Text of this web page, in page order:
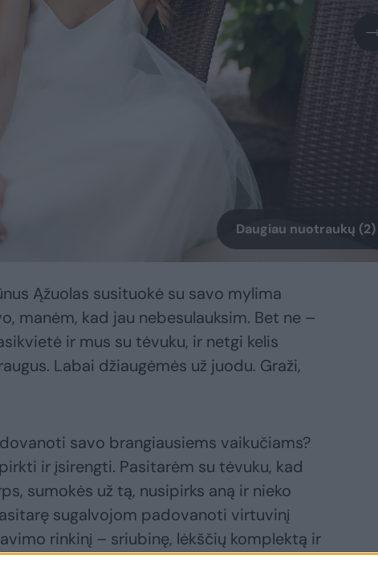
Daugiau nuotraukų (2)
Ąžuolas susituokė su savo mylima
manėm, kad jau nebesulauksim. Bet ne –
ir mus su tėvuku, ir netgi kelis
Labai džiaugėmės už juodu. Graži,
savo brangiausiems vaikučiams?
ir įsirengti. Pasitarėm su tėvuku, kad
sumokės už tą, nusipirks aną ir nieko
sugalvojom padovanoti virtuvinį
rinkinį – sriubinę, lėkščių komplektą ir